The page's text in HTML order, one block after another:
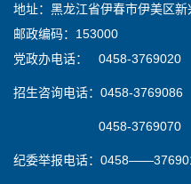
地址：黑龙江省伊春市伊美区新
邮政编码：153000
党政办电话： 0458-3769020
招生咨询电话：0458-3769086
0458-3769070
纪委举报电话：